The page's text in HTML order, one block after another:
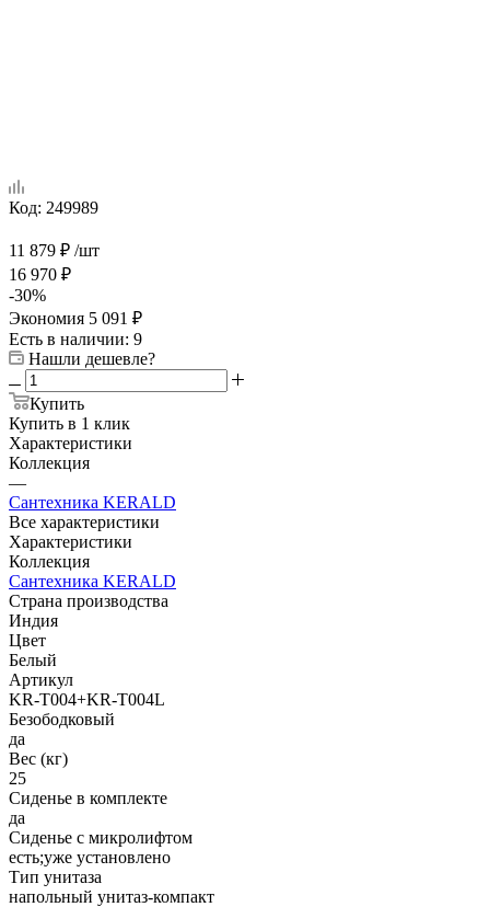
Код: 249989
11 879 ₽ /шт
16 970 ₽
-30%
Экономия 5 091 ₽
Есть в наличии: 9
Нашли дешевле?
Купить
Купить в 1 клик
Характеристики
Коллекция
—
Сантехника KERALD
Все характеристики
Характеристики
Коллекция
Сантехника KERALD
Страна производства
Индия
Цвет
Белый
Артикул
KR-T004+KR-T004L
Безободковый
да
Вес (кг)
25
Сиденье в комплекте
да
Сиденье с микролифтом
есть;уже установлено
Тип унитаза
напольный унитаз-компакт